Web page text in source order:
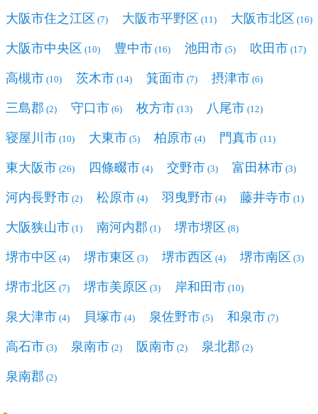
大阪市住之江区 (7) 大阪市平野区 (11) 大阪市北区 (16)
大阪市中央区 (10) 豊中市 (16) 池田市 (5) 吹田市 (17)
高槻市 (10) 茨木市 (14) 箕面市 (7) 摂津市 (6)
三島郡 (2) 守口市 (6) 枚方市 (13) 八尾市 (12)
寝屋川市 (10) 大東市 (5) 柏原市 (4) 門真市 (11)
東大阪市 (26) 四條畷市 (4) 交野市 (3) 富田林市 (3)
河内長野市 (2) 松原市 (4) 羽曳野市 (4) 藤井寺市 (1)
大阪狭山市 (1) 南河内郡 (1) 堺市堺区 (8)
堺市中区 (4) 堺市東区 (3) 堺市西区 (4) 堺市南区 (3)
堺市北区 (7) 堺市美原区 (3) 岸和田市 (10)
泉大津市 (4) 貝塚市 (4) 泉佐野市 (5) 和泉市 (7)
高石市 (3) 泉南市 (2) 阪南市 (2) 泉北郡 (2)
泉南郡 (2)